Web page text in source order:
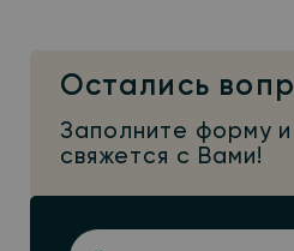
Остались
Заполните форму
свяжется с Вами!
Ваше